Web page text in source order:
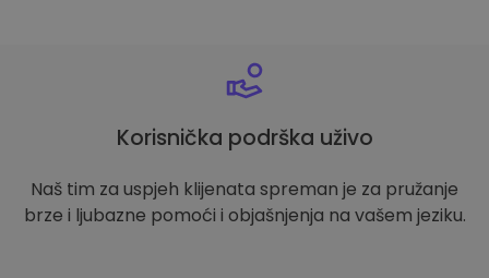
Korisnička podrška uživo
Naš tim za uspjeh klijenata spreman je za pružanje
brze i ljubazne pomoći i objašnjenja na vašem jeziku.